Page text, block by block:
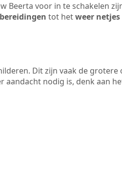
Beerta voor in te schakelen
tot hetweer
Dit zijn vaak de
nodig is, denk aan